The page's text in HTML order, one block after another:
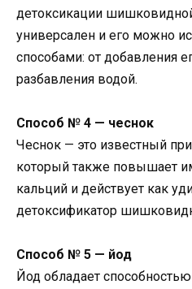
детоксикации
универсален и его можно
способами: от добавления
разбавления водой.
Способ № 4 — чеснок
Чеснок — это известный
который также повышает
кальций и действует как
детоксификатор
Способ № 5 — йод
Йод обладает